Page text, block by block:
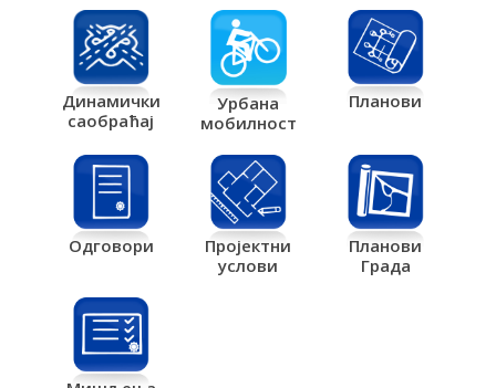
Динамички
саобраћај
Урбана
мобилност
Планови
Одговори
Пројектни
услови
Планови
Града